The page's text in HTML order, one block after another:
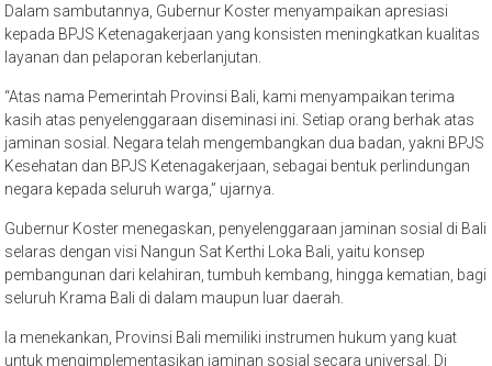
Dalam sambutannya, Gubernur Koster menyampaikan apresiasi
kepada BPJS Ketenagakerjaan yang konsisten meningkatkan kualitas
layanan dan pelaporan keberlanjutan.
“Atas nama Pemerintah Provinsi Bali, kami menyampaikan terima
kasih atas penyelenggaraan diseminasi ini. Setiap orang berhak atas
jaminan sosial. Negara telah mengembangkan dua badan, yakni BPJS
Kesehatan dan BPJS Ketenagakerjaan, sebagai bentuk perlindungan
negara kepada seluruh warga,” ujarnya.
Gubernur Koster menegaskan, penyelenggaraan jaminan sosial di Bali
selaras dengan visi Nangun Sat Kerthi Loka Bali, yaitu konsep
pembangunan dari kelahiran, tumbuh kembang, hingga kematian, bagi
seluruh Krama Bali di dalam maupun luar daerah.
Ia menekankan, Provinsi Bali memiliki instrumen hukum yang kuat
untuk mengimplementasikan jaminan sosial secara universal. Di